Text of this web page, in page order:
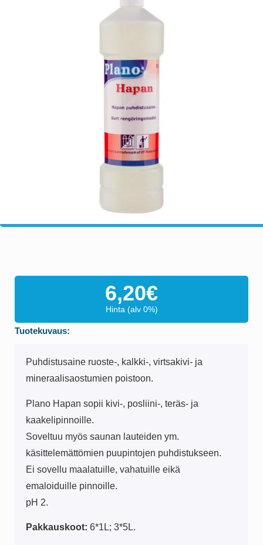
6,20€
Hinta (alv 0%)
Tuotekuvaus:
Puhdistusaine ruoste-, kalkki-, virtsakivi- ja
mineraalisaostumien poistoon.
Plano Hapan sopii kivi-, posliini-, teräs- ja
kaakelipinnoille.
Soveltuu myös saunan lauteiden ym.
käsittelemättömien puupintojen puhdistukseen.
Ei sovellu maalatuille, vahatuille eikä
emaloiduille pinnoille.
pH 2.
Pakkauskoot: 6*1L; 3*5L.